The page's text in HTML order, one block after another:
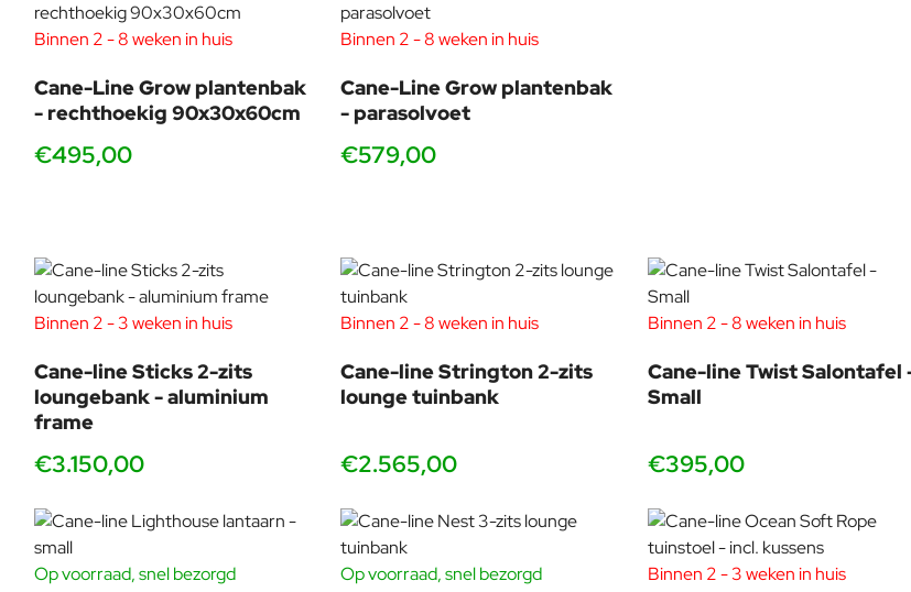
Binnen 2 - 8 weken in huis
Cane-Line Grow plantenbak
- rechthoekig 90x30x60cm
€495,00
Binnen 2 - 8 weken in huis
Cane-Line Grow plantenbak
- parasolvoet
€579,00
Binnen 2 - 3 weken in huis
Cane-line Sticks 2-zits
loungebank - aluminium
frame
€3.150,00
Binnen 2 - 8 weken in huis
Cane-line Strington 2-zits
lounge tuinbank
€2.565,00
Binnen 2 - 8 weken in huis
Cane-line Twist Salontafel
Small
€395,00
Op voorraad, snel bezorgd Op voorraad, snel bezorgd Binnen 2 - 3 weken in huis